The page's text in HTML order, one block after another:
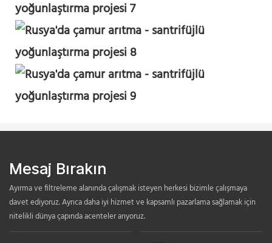
Mesaj Bırakın
Ayırma ve filtreleme alanında çalışmak isteyen herkesi bizimle çalışmaya
davet ediyoruz. Ayrıca daha iyi hizmet ve kapsamlı pazarlama sağlamak için
nitelikli dünya çapında acenteler arıyoruz.